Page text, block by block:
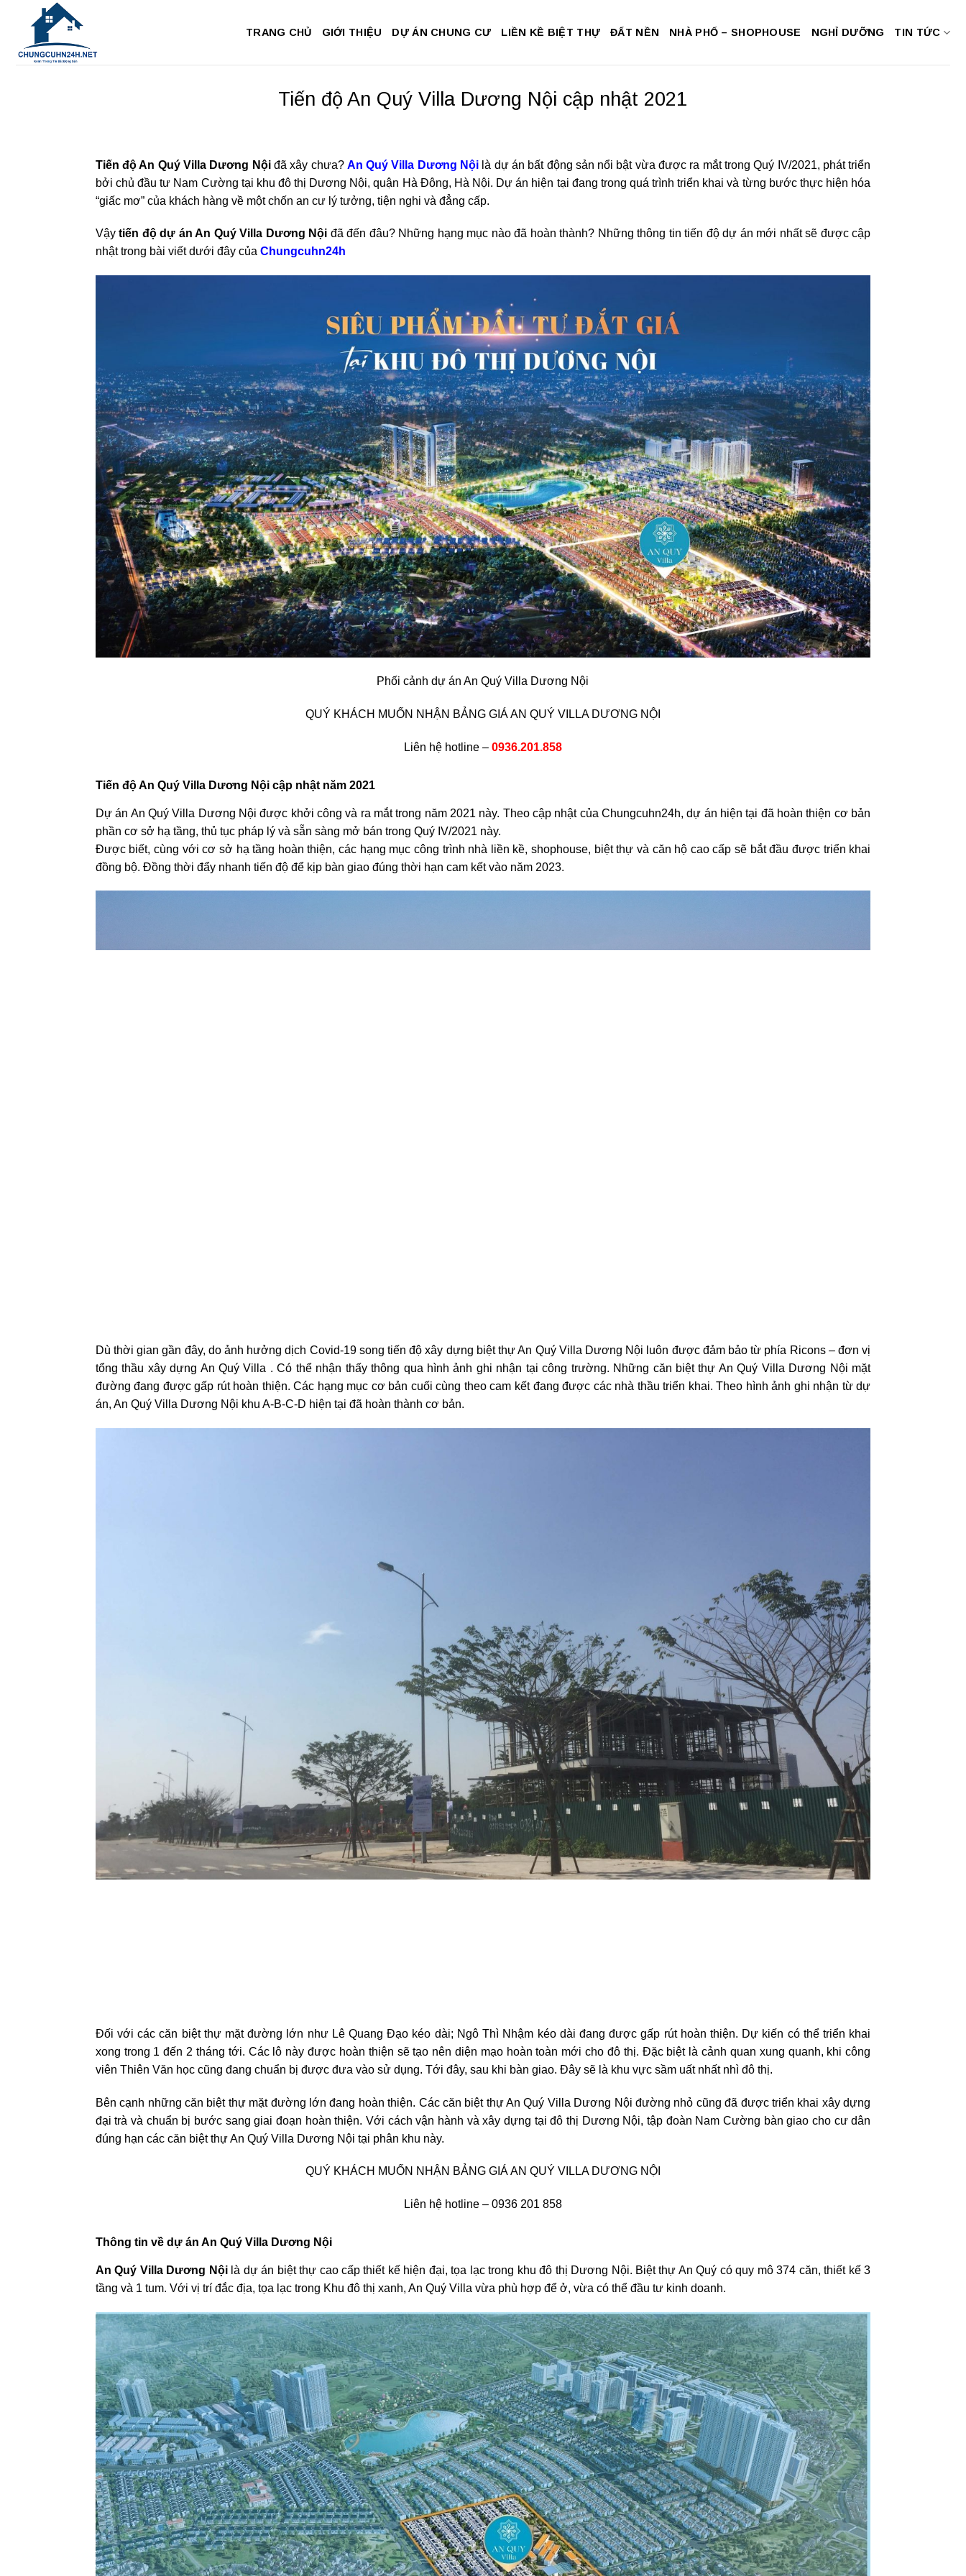
dung
TRANG CHỦ GIỚI THIỆU DỰ ÁN CHUNG CƯ LIỀN KỀ BIỆT THỰ ĐẤT NỀN NHÀ PHỐ – SHOPHOUSE NGHỈ DƯỠNG TIN TỨC
Tiến độ An Quý Villa Dương Nội cập nhật 2021
Tiến độ An Quý Villa Dương Nộiđã xây chưa? An Quý Villa Dương Nội là dự án bất động sản nổi bật vừa được ra mắt trong Quý IV/2021, phát triển
bởi chủ đầu tư Nam Cường tại khu đô thị Dương Nội, quận Hà Đông, Hà Nội. Dự án hiện tại đang trong quá trình triển khai và từng bước thực hiện hóa
“giấc mơ” của khách hàng về một chốn an cư lý tưởng, tiện nghi và đẳng cấp.
Vậytiến độ dự án An Quý Villa Dương Nội đã đến đâu? Những hạng mục nào đã hoàn thành? Những thông tin tiến độ dự án mới nhất sẽ được cập
nhật trong bài viết dưới đây của Chungcuhn24h
Phối cảnh dự án An Quý Villa Dương Nội
QUÝ KHÁCH MUỐN NHẬN BẢNG GIÁ AN QUÝ VILLA DƯƠNG NỘI
Liên hệ hotline – 0936.201.858
Tiến độ An Quý Villa Dương Nội cập nhật năm 2021
Dự án An Quý Villa Dương Nội được khởi công và ra mắt trong năm 2021 này. Theo cập nhật của Chungcuhn24h, dự án hiện tại đã hoàn thiện cơ bản
phần cơ sở hạ tầng, thủ tục pháp lý và sẵn sàng mở bán trong Quý IV/2021 này.
Được biết, cùng với cơ sở hạ tầng hoàn thiện, các hạng mục công trình nhà liền kề, shophouse, biệt thự và căn hộ cao cấp sẽ bắt đầu được triển khai
đồng bộ. Đồng thời đẩy nhanh tiến độ để kịp bàn giao đúng thời hạn cam kết vào năm 2023.
Dù thời gian gần đây, do ảnh hưởng dịch Covid-19 song tiến độ xây dựng biệt thự An Quý Villa Dương Nội luôn được đảm bảo từ phía Ricons – đơn vị
tổng thầu xây dựng An Quý Villa . Có thể nhận thấy thông qua hình ảnh ghi nhận tại công trường. Những căn biệt thự An Quý Villa Dương Nội mặt
đường đang được gấp rút hoàn thiện. Các hạng mục cơ bản cuối cùng theo cam kết đang được các nhà thầu triển khai. Theo hình ảnh ghi nhận từ dự
án, An Quý Villa Dương Nội khu A-B-C-D hiện tại đã hoàn thành cơ bản.
Đối với các căn biệt thự mặt đường lớn như Lê Quang Đạo kéo dài; Ngô Thì Nhậm kéo dài đang được gấp rút hoàn thiện. Dự kiến có thể triển khai
xong trong 1 đến 2 tháng tới. Các lô này được hoàn thiện sẽ tạo nên diện mạo hoàn toàn mới cho đô thị. Đặc biệt là cảnh quan xung quanh, khi công
viên Thiên Văn học cũng đang chuẩn bị được đưa vào sử dụng. Tới đây, sau khi bàn giao. Đây sẽ là khu vực sầm uất nhất nhì đô thị.
Bên cạnh những căn biệt thự mặt đường lớn đang hoàn thiện. Các căn biệt thự An Quý Villa Dương Nội đường nhỏ cũng đã được triển khai xây dựng
đại trà và chuẩn bị bước sang giai đoạn hoàn thiện. Với cách vận hành và xây dựng tại đô thị Dương Nội, tập đoàn Nam Cường bàn giao cho cư dân
đúng hạn các căn biệt thự An Quý Villa Dương Nội tại phân khu này.
QUÝ KHÁCH MUỐN NHẬN BẢNG GIÁ AN QUÝ VILLA DƯƠNG NỘI
Liên hệ hotline – 0936 201 858
Thông tin về dự án An Quý Villa Dương Nội
An Quý Villa Dương Nộilà dự án biệt thự cao cấp thiết kế hiện đại, tọa lạc trong khu đô thị Dương Nội. Biệt thự An Quý có quy mô 374 căn, thiết kế 3
tầng và 1 tum. Với vị trí đắc địa, tọa lạc trong Khu đô thị xanh, An Quý Villa vừa phù hợp để ở, vừa có thể đầu tư kinh doanh.